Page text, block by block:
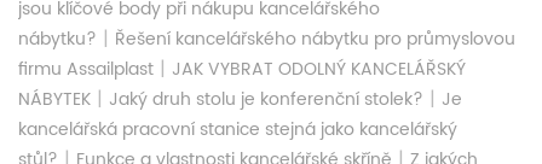
jsou klíčové body při nákupu kancelářského
nábytku? | Řešení kancelářského nábytku pro průmyslovou
firmu Assailplast | JAK VYBRAT ODOLNÝ KANCELÁŘSKÝ
NÁBYTEK | Jaký druh stolu je konferenční stolek? | Je
kancelářská pracovní stanice stejná jako kancelářský